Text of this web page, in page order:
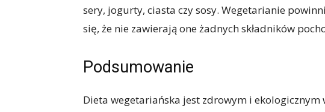
sery, jogurty, ciasta czy sosy. Wegetarianie
się, że nie zawierają one żadnych składników
Podsumowanie
Dieta wegetariańska jest zdrowym i